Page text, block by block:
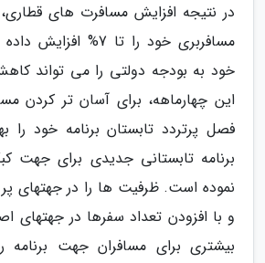
در نتیجه افزایش مسافرت های
مسافربری خود را تا 7%
خود به بودجه دولتی را می تواند
این چهارماهه، برای آسان تر کردن
فصل پرتردد تابستان برنامه خود را
برنامه تابستانی جدیدی برای جهت
نموده است. ظرفیت ها را در جهتهای پر
و با افزودن تعداد سفرها در جهتهای
بیشتری برای مسافران جهت